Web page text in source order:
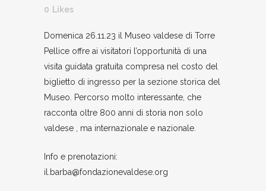
0 Likes
Domenica 26.11.23 il Museo valdese di Torre
Pellice offre ai visitatori l’opportunità di una
visita guidata gratuita compresa nel costo del
biglietto di ingresso per la sezione storica del
Museo. Percorso molto interessante, che
racconta oltre 800 anni di storia non solo
valdese , ma internazionale e nazionale.
Info e prenotazioni:
il.barba@fondazionevaldese.org